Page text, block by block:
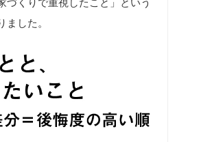
づくりで重視したこと」という
した。